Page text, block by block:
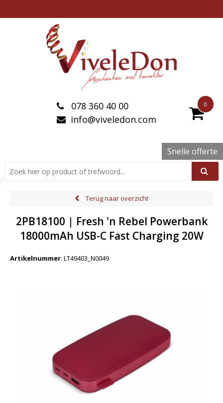
0
078 360 40 00
info@viveledon.com
Snelle offerte
Terug naar overzicht
2PB18100 | Fresh 'n Rebel Powerbank
18000mAh USB-C Fast Charging 20W
Artikelnummer: LT49403_N0049